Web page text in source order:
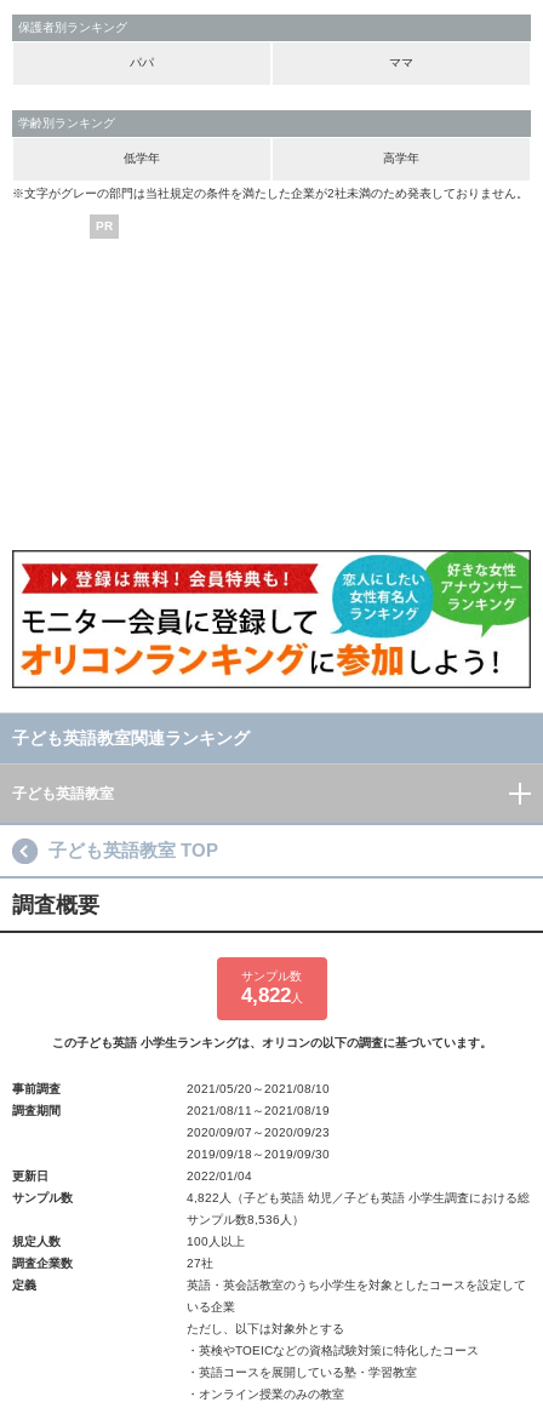
保護者別ランキング
パパ ママ
学齢別ランキング
低学年 高学年
※文字がグレーの部門は当社規定の条件を満たした企業が2社未満のため発表しておりません。
PR
子ども英語教室関連ランキング
子ども英語教室
子ども英語教室 TOP
調査概要
サンプル数
4,822人
この子ども英語 小学生ランキングは、オリコンの以下の調査に基づいています。
事前調査
2021/05/20～2021/08/10
調査期間
2021/08/11～2021/08/19
2020/09/07～2020/09/23
2019/09/18～2019/09/30
更新日
2022/01/04
サンプル数
4,822人（子ども英語 幼児／子ども英語 小学生調査における総
サンプル数8,536人）
規定人数
100人以上
調査企業数
27社
定義
英語・英会話教室のうち小学生を対象としたコースを設定して
いる企業
ただし、以下は対象外とする
・英検やTOEICなどの資格試験対策に特化したコース
・英語コースを展開している塾・学習教室
・オンライン授業のみの教室